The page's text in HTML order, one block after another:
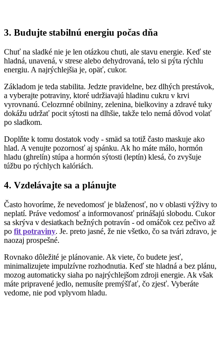
3. Budujte stabilnú energiu počas dňa
Chuť na sladké nie je len otázkou chuti, ale stavu energie. Keď ste
hladná, unavená, v strese alebo dehydrovaná, telo si pýta rýchlu
energiu. A najrýchlejšia je, opäť, cukor.
Základom je teda stabilita. Jedzte pravidelne, bez dlhých prestávok,
a vyberajte potraviny, ktoré udržiavajú hladinu cukru v krvi
vyrovnanú. Celozrnné obilniny, zelenina, bielkoviny a zdravé tuky
dokážu udržať pocit sýtosti na dlhšie, takže telo nemá dôvod volať
po sladkom.
Doplňte k tomu dostatok vody - smäd sa totiž často maskuje ako
hlad. A venujte pozornosť aj spánku. Ak ho máte málo, hormón
hladu (ghrelín) stúpa a hormón sýtosti (leptín) klesá, čo zvyšuje
túžbu po rýchlych kalóriách.
4. Vzdelávajte sa a plánujte
Často hovoríme, že nevedomosť je blaženosť, no v oblasti výživy to
neplatí. Práve vedomosť a informovanosť prinášajú slobodu. Cukor
sa skrýva v desiatkach bežných potravín - od omáčok cez pečivo až
po fit potraviny. Je. preto jasné, že nie všetko, čo sa tvári zdravo, je
naozaj prospešné.
Rovnako dôležité je plánovanie. Ak viete, čo budete jesť,
minimalizujete impulzívne rozhodnutia. Keď ste hladná a bez plánu,
mozog automaticky siaha po najrýchlejšom zdroji energie. Ak však
máte pripravené jedlo, nemusíte premýšľať, čo zjesť. Vyberáte
vedome, nie pod vplyvom hladu.